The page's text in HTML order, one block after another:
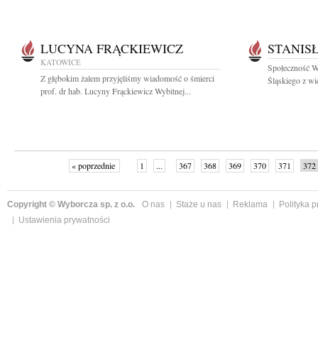
LUCYNA FRĄCKIEWICZ
KATOWICE
Z głębokim żalem przyjęliśmy wiadomość o śmierci
prof. dr hab. Lucyny Frąckiewicz Wybitnej...
Społeczność
Śląskiego z
« poprzednie 1 ... 367 368 369 370 371 372
Copyright © Wyborcza sp. z o.o. O nas Staże u nas Reklama
Polityka
Ustawienia prywatności